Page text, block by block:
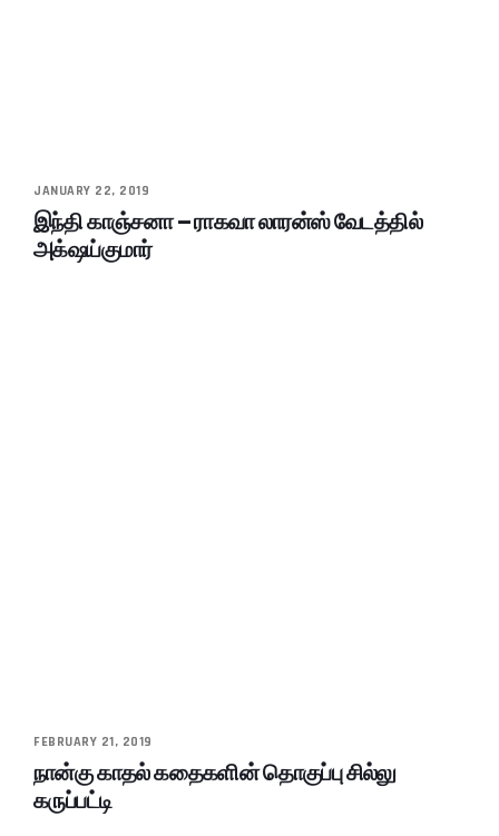
JANUARY 22, 2019
இந்தி காஞ்சனா – ராகவா லாரன்ஸ் வேடத்தில்
அக்‌ஷய்குமார்
FEBRUARY 21, 2019
நான்கு காதல் கதைகளின் தொகுப்பு சில்லு
கருப்பட்டி